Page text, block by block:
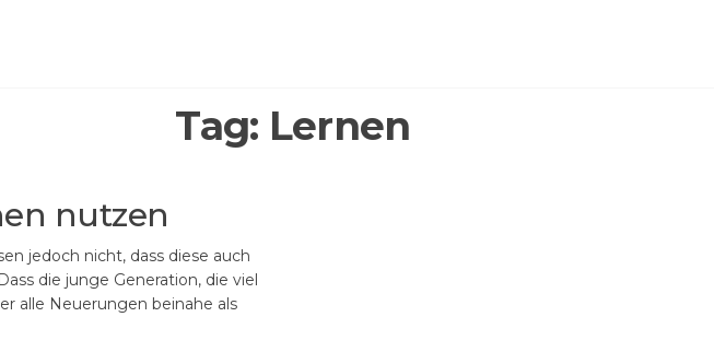
Tag: Lernen
nutzen
jedoch nicht, dass diese auch
die junge Generation, die viel
alle Neuerungen beinahe als